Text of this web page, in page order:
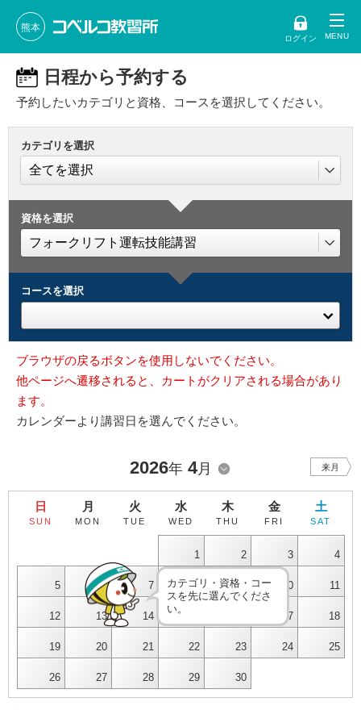
熊本
ログイン
日程から予約する
予約したいカテゴリと資格、コースを選択してください。
カテゴリを選択
資格を選択
コースを選択
ブラウザの戻るボタンを使用しないでください。
他ページへ遷移されると、カートがクリアされる場合があり
ます。
カレンダーより講習日を選んでください。
2026年 4月 来月
日
SUN
月
MON
火
TUE
水
WED
木
THU
金
FRI
土
SAT
1 2 3 4
5 6 7 8 9 10 11
12 13 14 17 18
19 20 21 22 23 24 25
26 27 28 29 30
カテゴリ・資格・コー
スを先に選んでくださ
い。